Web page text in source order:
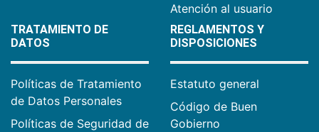
Atención al usuario
TRATAMIENTO DE
DATOS
Políticas de Tratamiento
de Datos Personales
Políticas de Seguridad de
REGLAMENTOS Y
DISPOSICIONES
Estatuto general
Código de Buen
Gobierno